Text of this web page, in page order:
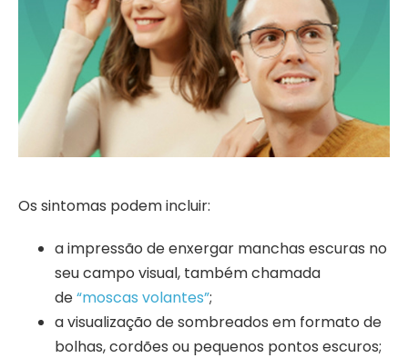
Os sintomas podem incluir:
a impressão de enxergar manchas escuras no
seu campo visual, também chamada
de“moscas volantes”;
a visualização de sombreados em formato de
bolhas, cordões ou pequenos pontos escuros;